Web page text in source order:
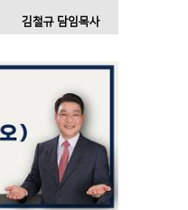
김철규 담임목사